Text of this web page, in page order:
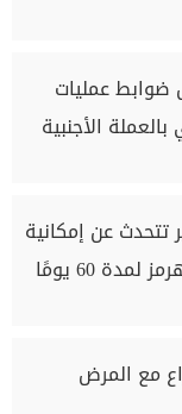
ضوابط عمليات
الأجنبية
تتحدث عن إمكانية
الاتفاق على فتح مضيق هرمز لمدة 60 يومًا
مع المرض